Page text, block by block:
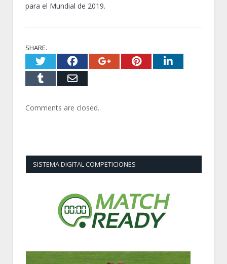
para el Mundial de 2019.
SHARE.
TwitterFacebookGoogle+Pinterest
TumblrEmail
Comments are closed.
SISTEMA DIGITAL COMPETICIONES